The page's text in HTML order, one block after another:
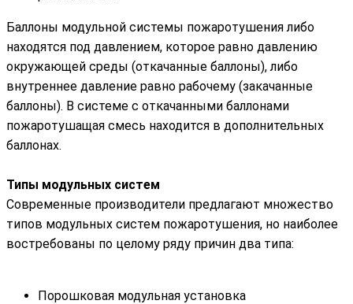
Баллоны модульной системы пожаротушения либо
находятся под давлением, которое равно давлению
окружающей среды (откачанные баллоны), либо
внутреннее давление равно рабочему (закачанные
баллоны). В системе с откачанными баллонами
пожаротушащая смесь находится в дополнительных
баллонах.
Типы модульных систем
Современные производители предлагают множество
типов модульных систем пожаротушения, но наиболее
востребованы по целому ряду причин два типа:
Порошковая модульная установка